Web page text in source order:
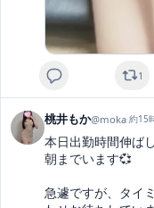
1
桃井もか@moka·約15
本日出勤時間伸ば
朝までいます💞
急遽ですが、タイ